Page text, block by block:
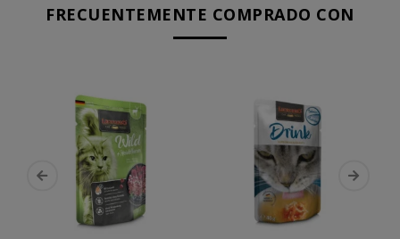
FRECUENTEMENTE COMPRADO CON